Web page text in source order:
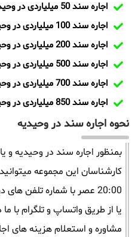
اجاره سند 50 میلیاردی در وحیدیه
اجاره سند 100 میلیاردی در وحیدیه
اجاره سند 200 میلیاردی در وحیدیه
اجاره سند 500 میلیاردی در وحیدیه
اجاره سند 700 میلیاردی در وحیدیه
اجاره سند 850 میلیاردی در وحیدیه
نحوه اجاره سند در وحیدیه
بمنظور اجاره سند در وحیدیه و
20:00 عصر با شماره تلفن
یا از طریق واتساپ و تلگرام با ما
مشاوره و استعلام هزینه های